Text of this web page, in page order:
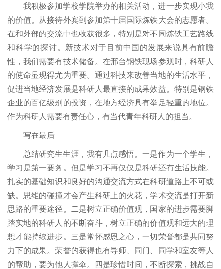
我积极参加学校学院举办的相关活动，进一步实现小我
的价值。从接待外宾到参加第十届国际炼铁大会的志愿者。
在和外部的交流中也收获很多，特别是对不同炼铁工艺路线
和科学的探讨。新技术对于目前中国的发展来说具有前瞻
性，我们需要有技术储备。在邢台钢铁现场参观时，科研人
的使命显现得尤为重要。通过科技来改善当地的生活水平，
促进当地经济发展是科研人最直接的成果效益。特别是钢铁
企业的百亿级别的投资，在地方经济具有举足轻重的地位。
作为科研人需要有责任心，有当代青年科研人的担当。
写在最后
总结研究生生涯，我有几点感悟。一是作为一个学生，
学习是第一要务。但是学习不再仅仅是科研还有生活技能。
扎实的基础知识和良好的沟通交流方式在科研道路上不可或
缺。思维的碰撞才会产生科研上的火花，学术交流是打开新
思路的重要途径。二是树立正确价值观，国家的进步需要脚
踏实地的科研人的不断奋斗，树立正确的价值观和远大的理
想才能持续进步。三是常怀感恩之心，一切荣誉都是共同努
力下的成果。荣誉的获得也有导师、同门、同学和室友等人
的帮助，要为他人撑伞。四是珍惜时间，不断探索，挑战自